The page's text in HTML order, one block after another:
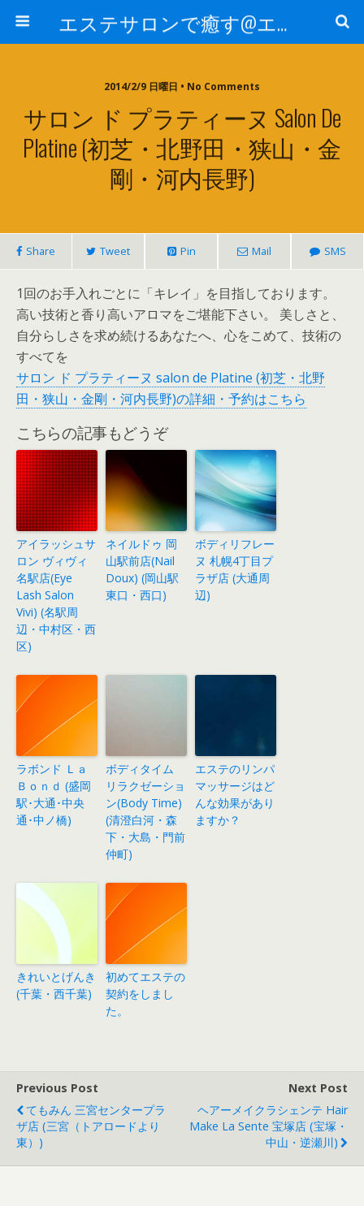
エステサロンで癒す@エステ～全国エステ情報
2014/2/9 日曜日 • No Comments
サロン ド プラティーヌ Salon De
Platine (初芝・北野田・狭山・金
剛・河内長野)
Share Tweet Pin Mail SMS
1回のお手入れごとに「キレイ」を目指しております。
高い技術と香り高いアロマをご堪能下さい。 美しさと、
自分らしさを求め続けるあなたへ、心をこめて、技術の
すべてを
サロン ド プラティーヌ salon de Platine (初芝・北野
田・狭山・金剛・河内長野)の詳細・予約はこちら
こちらの記事もどうぞ
アイラッシュサ
ロン ヴィヴィ
名駅店(Eye
Lash Salon
Vivi) (名駅周
辺・中村区・西
区)
ネイルドゥ 岡
山駅前店(Nail
Doux) (岡山駅
東口・西口)
ボディリフレー
ヌ 札幌4丁目プ
ラザ店 (大通周
辺)
ラボンド Ｌａ
Ｂｏｎｄ (盛岡
駅･大通･中央
通･中ノ橋)
ボディタイム
リラクゼーショ
ン(Body Time)
(清澄白河・森
下・大島・門前
仲町)
エステのリンパ
マッサージはど
んな効果があり
ますか？
きれいとげんき
(千葉・西千葉)
初めてエステの
契約をしまし
た。
Previous Post
てもみん 三宮センタープラ
ザ店 (三宮（トアロードより
東）)
Next Post
ヘアーメイクラシェンテ Hair
Make La Sente 宝塚店 (宝塚・
中山・逆瀬川)